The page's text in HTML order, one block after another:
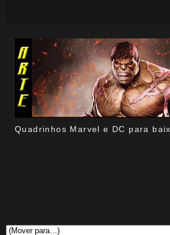
Quadrinhos Marvel e DC para